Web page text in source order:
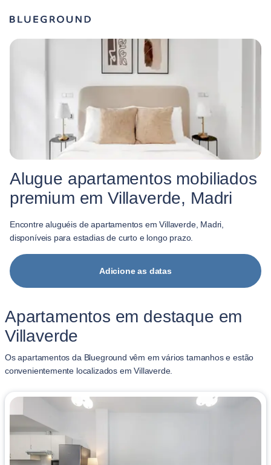
Alugue apartamentos mobiliados
premium em Villaverde, Madri
Encontre aluguéis de apartamentos em Villaverde, Madri,
disponíveis para estadias de curto e longo prazo.
Adicione as datas
Apartamentos em destaque em
Villaverde
Os apartamentos da Blueground vêm em vários tamanhos e estão
convenientemente localizados em Villaverde.